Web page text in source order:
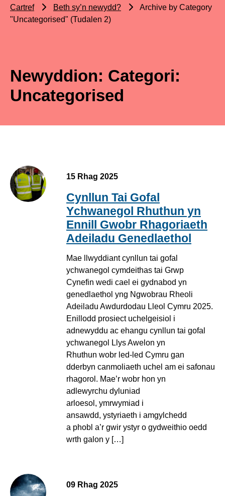
Cartref Beth sy’n newydd?
Archive by Category
"Uncategorised" (Tudalen 2)
Newyddion: Categori:
Uncategorised
15 Rhag 2025
Cynllun Tai Gofal
Ychwanegol Rhuthun yn
Ennill Gwobr Rhagoriaeth
Adeiladu Genedlaethol
Mae llwyddiant cynllun tai gofal
ychwanegol cymdeithas tai Grwp
Cynefin wedi cael ei gydnabod yn
genedlaethol yng Ngwobrau Rheoli
Adeiladu Awdurdodau Lleol Cymru 2025.
Enillodd prosiect uchelgeisiol i
adnewyddu ac ehangu cynllun tai gofal
ychwanegol Llys Awelon yn
Rhuthun wobr led-led Cymru gan
dderbyn canmoliaeth uchel am ei safonau
rhagorol. Mae’r wobr hon yn
adlewyrchu dyluniad
arloesol, ymrwymiad i
ansawdd, ystyriaeth i amgylchedd
a phobl a’r gwir ystyr o gydweithio oedd
wrth galon y […]
09 Rhag 2025